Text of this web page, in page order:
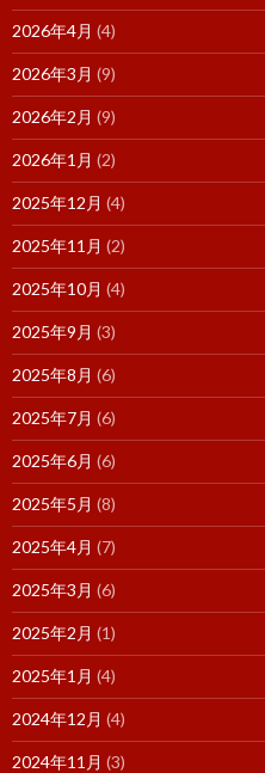
2026年4月 (4)
2026年3月 (9)
2026年2月 (9)
2026年1月 (2)
2025年12月 (4)
2025年11月 (2)
2025年10月 (4)
2025年9月 (3)
2025年8月 (6)
2025年7月 (6)
2025年6月 (6)
2025年5月 (8)
2025年4月 (7)
2025年3月 (6)
2025年2月 (1)
2025年1月 (4)
2024年12月 (4)
2024年11月 (3)